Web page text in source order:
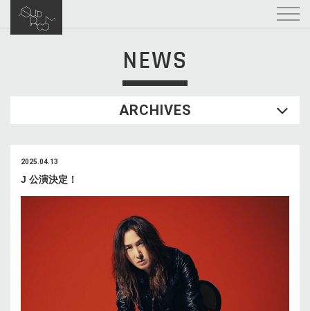
NEWS
ARCHIVES
2025.04.13
J 公演決定！